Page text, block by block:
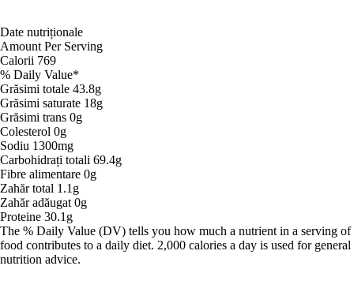
Date nutriționale
Amount Per Serving
Calorii 769
% Daily Value*
Grăsimi totale 43.8g
Grăsimi saturate 18g
Grăsimi trans 0g
Colesterol 0g
Sodiu 1300mg
Carbohidrați totali 69.4g
Fibre alimentare 0g
Zahăr total 1.1g
Zahăr adăugat 0g
Proteine 30.1g
The % Daily Value (DV) tells you how much a nutrient in a serving of
food contributes to a daily diet. 2,000 calories a day is used for general
nutrition advice.